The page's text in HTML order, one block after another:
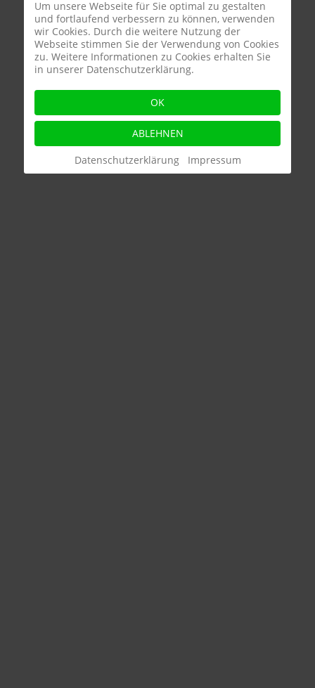
Um unsere Webseite für Sie optimal zu gestalten
und fortlaufend verbessern zu können, verwenden
wir Cookies. Durch die weitere Nutzung der
Webseite stimmen Sie der Verwendung von Cookies
zu. Weitere Informationen zu Cookies erhalten Sie
in unserer Datenschutzerklärung.
OK
ABLEHNEN
Datenschutzerklärung
Impressum